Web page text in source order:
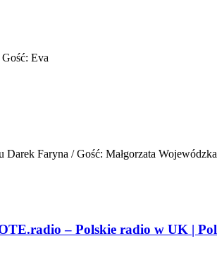
Eva
Darek Faryna / Gość: Małgorzata Wojewódzka